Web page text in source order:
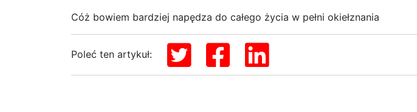
Cóż bowiem bardziej napędza do całego życia w pełni okiełznania
Poleć ten artykuł: